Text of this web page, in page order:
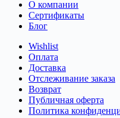
О компании
Сертификаты
Блог
Wishlist
Оплата
Доставка
Отслеживание заказа
Возврат
Публичная оферта
Политика